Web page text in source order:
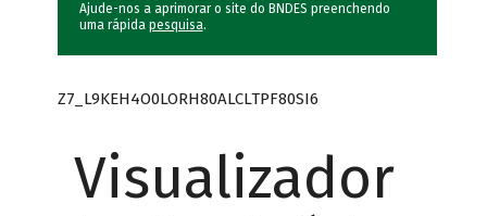
Ajude-nos a aprimorar o site do BNDES preenchendo
uma rápida pesquisa.
Z7_L9KEH4O0LORH80ALCLTPF80SI6
Visualizador